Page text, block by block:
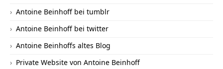
Antoine Beinhoff bei tumblr
Antoine Beinhoff bei twitter
Antoine Beinhoffs altes Blog
Private Website von Antoine Beinhoff